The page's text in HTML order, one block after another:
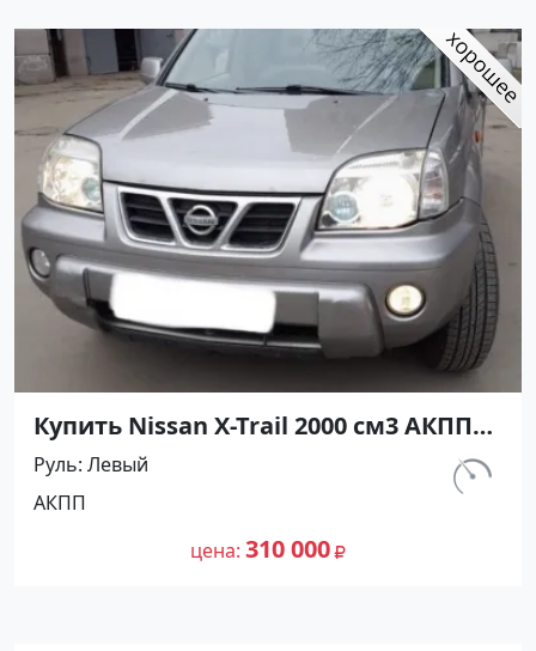
Купить Nissan X-Trail 2000 см3 АКПП
(140 л.с.) Бензин инжектор в
Новороссийск : цвет Серый
Внедорожник 2005 года по цене
310000 рублей, объявление №24561
на сайте Авторынок23
км.
Руль Левый
АКПП
цена 310 000